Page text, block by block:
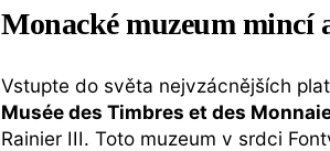
Monacké muzeum mincí
Vstupte do světa nejvzácnějších
Musée des Timbres et des
Rainier III. Toto muzeum v srdci